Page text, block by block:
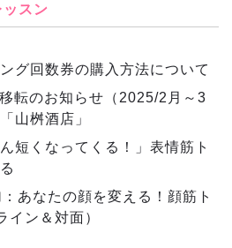
スン
グ回数券の購入方法について
転のお知らせ（2025/2月～3
山桝酒店」
短くなってくる！」表情筋ト
あなたの顔を変える！顔筋ト
イン＆対面）